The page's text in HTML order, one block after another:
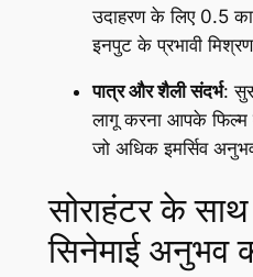
उदाहरण के लिए 0.5
इनपुट के प्रभावी
पात्र और शैली संदर्भ:
लागू करना आपके फिल्म
जो अधिक इमर्सिव
सोराहंटर के
सिनेमाई अनुभव